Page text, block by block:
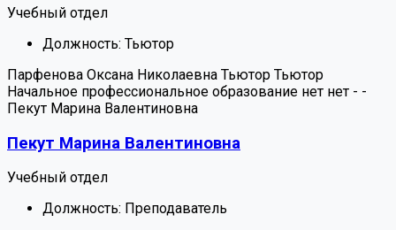
Учебный отдел
Должность: Тьютор
Парфенова Оксана Николаевна Тьютор Тьютор
Начальное профессиональное образование нет нет - -
Пекут Марина Валентиновна
Пекут Марина Валентиновна
Учебный отдел
Должность: Преподаватель